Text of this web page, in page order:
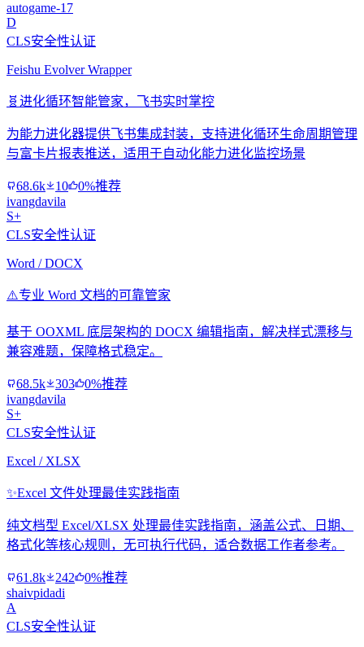
autogame-17
D
CLS安全性认证
Feishu Evolver Wrapper
🧬 进化循环智能管家，飞书实时掌控
为能力进化器提供飞书集成封装，支持进化循环生命周期管理
与富卡片报表推送，适用于自动化能力进化监控场景
68.6k 10
0%推荐
ivangdavila
S+
CLS安全性认证
Word / DOCX
⚠️专业 Word 文档的可靠管家
基于 OOXML 底层架构的 DOCX 编辑指南，解决样式漂移与
兼容难题，保障格式稳定。
68.5k 303
0%推荐
ivangdavila
S+
CLS安全性认证
Excel / XLSX
✨Excel 文件处理最佳实践指南
纯文档型 Excel/XLSX 处理最佳实践指南，涵盖公式、日期、
格式化等核心规则，无可执行代码，适合数据工作者参考。
61.8k 242
0%推荐
shaivpidadi
A
CLS安全性认证